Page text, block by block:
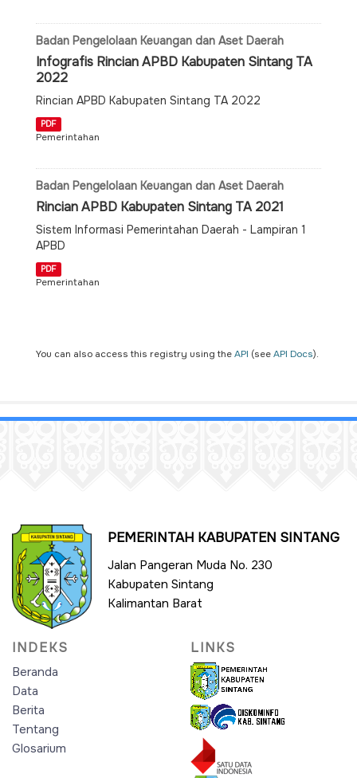
Badan Pengelolaan Keuangan dan Aset Daerah
Infografis Rincian APBD Kabupaten Sintang TA
2022
Rincian APBD Kabupaten Sintang TA 2022
PDF
Pemerintahan
Badan Pengelolaan Keuangan dan Aset Daerah
Rincian APBD Kabupaten Sintang TA 2021
Sistem Informasi Pemerintahan Daerah - Lampiran 1
APBD
PDF
Pemerintahan
You can also access this registry using theAPI (seeAPI Docs).
PEMERINTAH KABUPATEN SINTANG
Jalan Pangeran Muda No. 230
Kabupaten Sintang
Kalimantan Barat
INDEKS
Beranda
Data
Berita
Tentang
Glosarium
LINKS